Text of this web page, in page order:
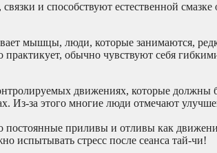
и способствуют естественной смазке
мышцы, люди, которые занимаются,
практикует, обычно чувствуют себя
движениях, которые должны
Из-за этого многие люди отмечают
постоянные приливы и отливы как
испытывать стресс после сеанса тай-чи!